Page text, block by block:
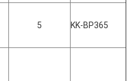
5 KK-BP365